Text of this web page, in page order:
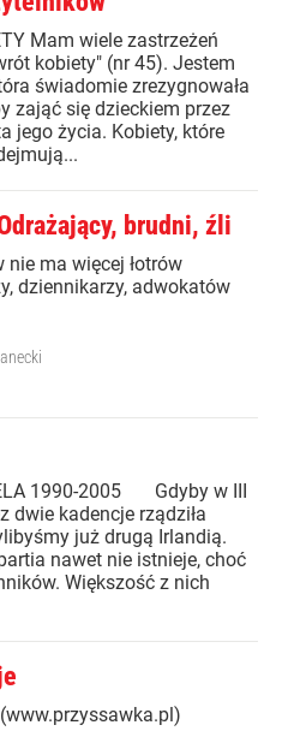
Mam wiele zastrzeżeń
kobiety" (nr 45). Jestem
świadomie zrezygnowała
zająć się dzieckiem przez
jego życia. Kobiety, które
brudni, źli
ma więcej łotrów
dziennikarzy, adwokatów
1990-2005 Gdyby w III
dwie kadencje rządziła
już drugą Irlandią.
nawet nie istnieje, choć
Większość z nich